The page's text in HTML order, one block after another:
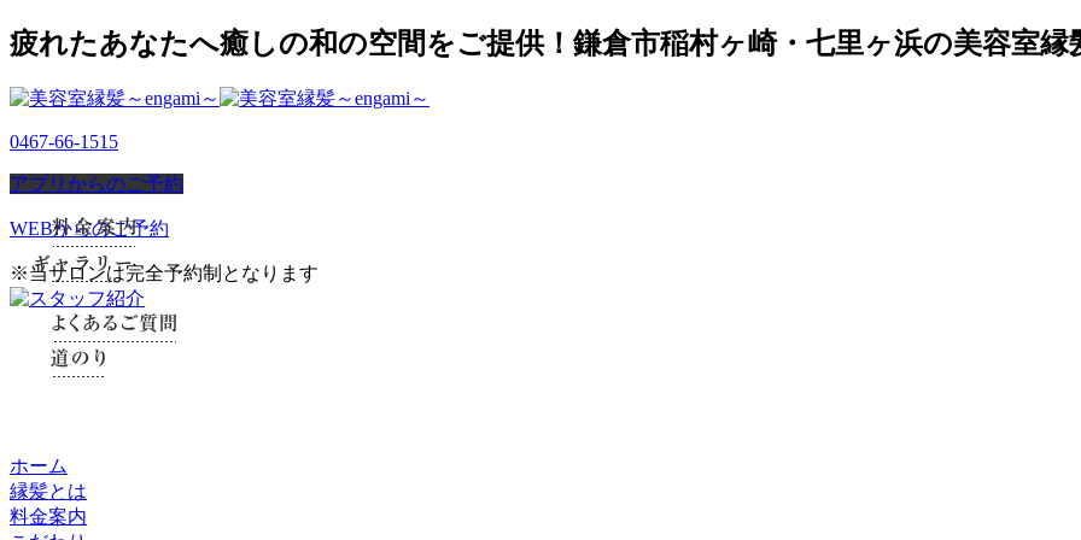
疲れたあなたへ癒しの和の空間をご提供！鎌倉市稲村ヶ崎・七里ヶ浜の美容室縁
0467-66-1515
アプリからのご予約
WEBからのご予約
※当サロンは完全予約制となります
ホーム
縁髪とは
料金案内